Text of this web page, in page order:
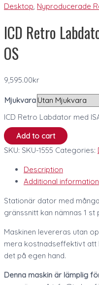
Desktop, Nyproducerade
ICD Retro
OS
9,595.00kr
Mjukvara
ICD Retro Labdator med
Add to cart
SKU: SKU-1555 Categories:
Description
Additional information
Stationär dator med
gränssnitt kan nämnas 1
Maskinen levereras utan
mera kostnadseffektivt att
det på egen hand.
Denna maskin är lämplig